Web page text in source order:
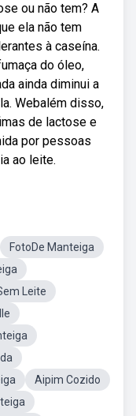
ou não tem? A
ela não tem
à caseína.
do óleo,
ainda diminui a
Webalém disso,
de lactose e
por pessoas
ao leite.
FotoDe Manteiga
Leite
Aipim Cozido